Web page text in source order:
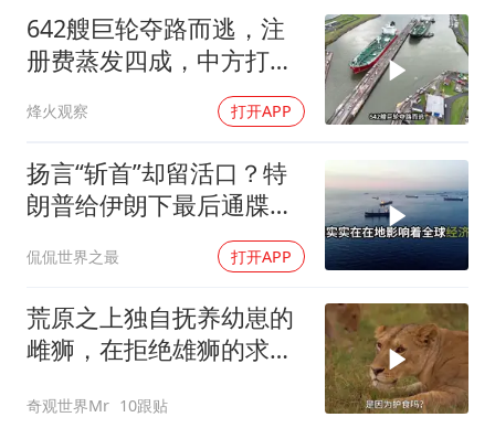
642艘巨轮夺路而逃，注
册费蒸发四成，中方打到
烽火观察 打开APP
扬言“斩首”却留活口？特
朗普给伊朗下最后通牒，
侃侃世界之最 打开APP
荒原之上独自抚养幼崽的
雌狮，在拒绝雄狮的求偶
奇观世界Mr 10跟贴